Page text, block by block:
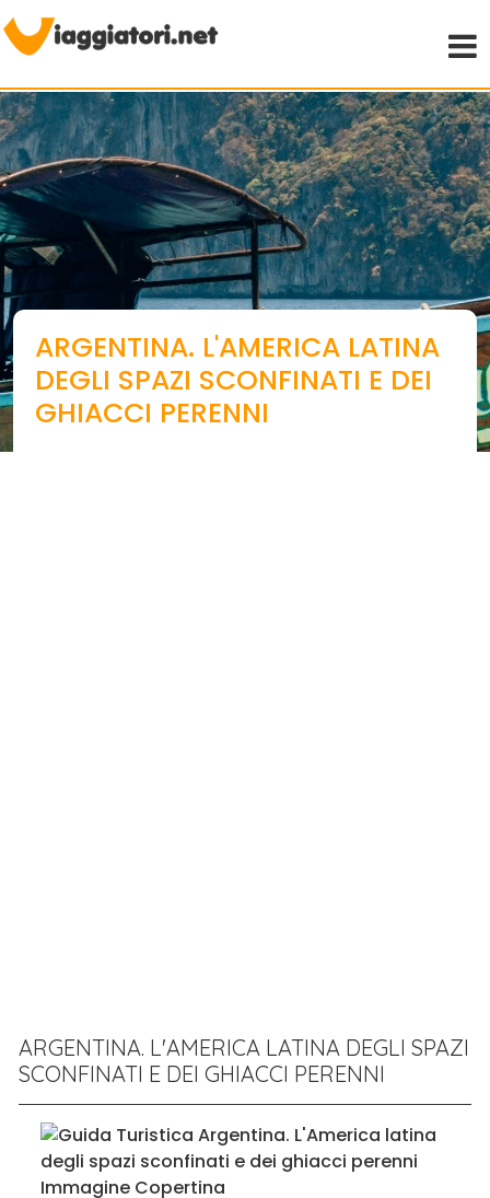
ARGENTINA. L'AMERICA LATINA
DEGLI SPAZI SCONFINATI E DEI
GHIACCI PERENNI
ARGENTINA. L'AMERICA LATINA DEGLI SPAZI
SCONFINATI E DEI GHIACCI PERENNI